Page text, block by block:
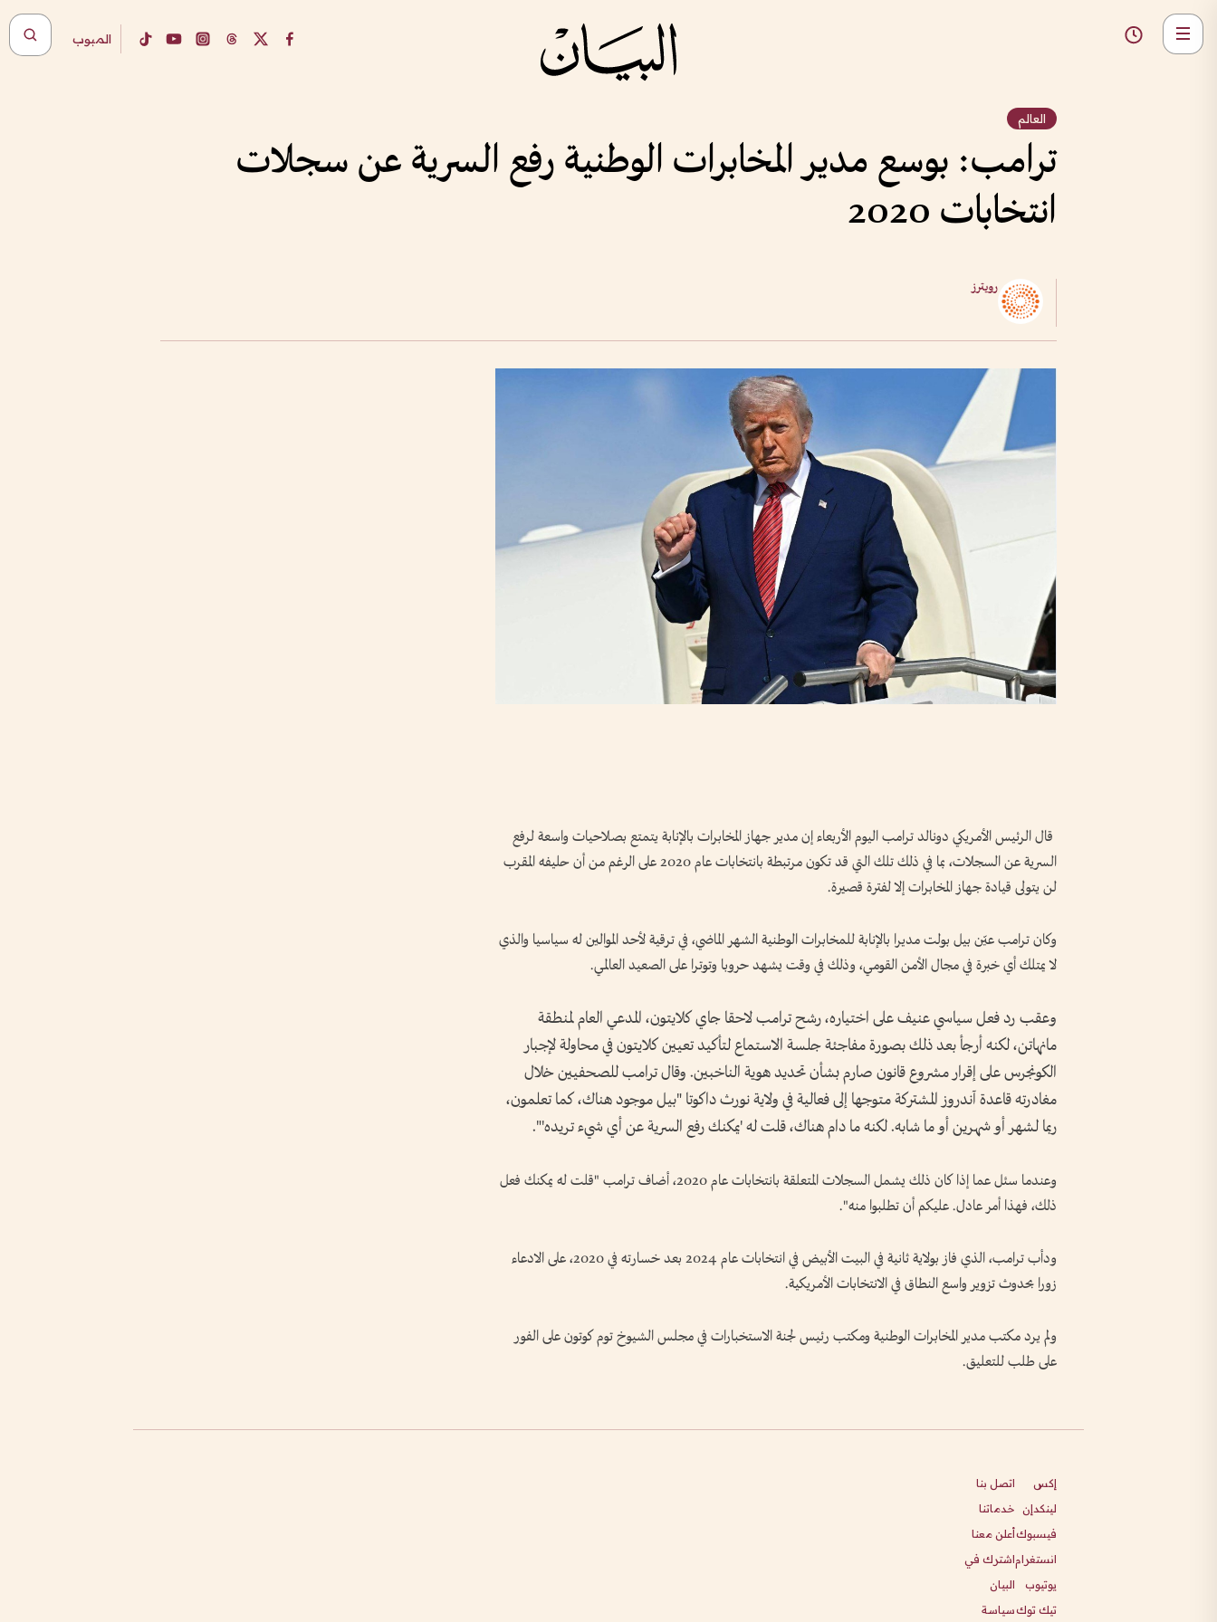
المبوب
العالم
ترامب: بوسع مدير المخابرات الوطنية رفع السرية عن سجلات
انتخابات 2020
رويترز
قال الرئيس الأمريكي دونالد ترامب اليوم الأربعاء إن مدير ​جهاز المخابرات بالإنابة يتمتع بصلاحيات واسعة لرفع
السرية عن السجلات، ‌بما في ​ذلك تلك التي قد تكون مرتبطة بانتخابات عام 2020 على الرغم من أن حليفه المقرب
لن يتولى قيادة جهاز المخابرات إلا لفترة قصيرة.
وكان ترامب عيّن بيل بولت مديرا بالإنابة للمخابرات الوطنية الشهر الماضي، في ترقية لأحد الموالين له سياسيا والذي
لا يمتلك أي خبرة في ⁠مجال الأمن القومي، وذلك في وقت يشهد حروبا وتوترا على الصعيد العالمي.
وعقب رد فعل سياسي عنيف على اختياره، رشح ترامب لاحقا جاي كلايتون، المدعي العام لمنطقة
مانهاتن، لكنه أرجأ بعد ذلك بصورة مفاجئة جلسة الاستماع ‌لتأكيد تعيين كلايتون في محاولة لإجبار
الكونجرس على إقرار مشروع قانون صارم بشأن تحديد هوية الناخبين. وقال ترامب للصحفيين خلال
مغادرته قاعدة آندروز المشتركة ‌متوجها إلى فعالية في ولاية نورث داكوتا "بيل موجود هناك، كما ‌تعلمون،
ربما لشهر أو شهرين أو ما شابه. لكنه ما دام ‌هناك، قلت له 'يمكنك رفع السرية ‌عن أي شيء تريده'".
وعندما سئل عما إذا كان ذلك يشمل السجلات المتعلقة بانتخابات عام 2020، أضاف ​ترامب "قلت له يمكنك ‌فعل
ذلك، فهذا ​أمر عادل. عليكم أن تطلبوا منه".
ودأب ترامب، ⁠الذي فاز بولاية ثانية في البيت الأبيض في انتخابات عام 2024 بعد خسارته في 2020، على الادعاء
زورا بحدوث تزوير واسع النطاق في الانتخابات ​الأمريكية.
ولم يرد ⁠مكتب مدير المخابرات ⁠الوطنية ومكتب رئيس لجنة الاستخبارات في مجلس الشيوخ توم كوتون على الفور
على طلب للتعليق.
إكس
لينكدإن
فيسبوك
انستغرام
يوتيوب
تيك توك
اتصل بنا
خدماتنا
أعلن معنا
اشترك في
البيان
سياسة